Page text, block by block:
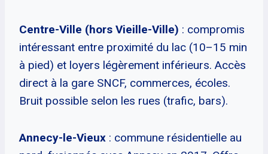
Centre-Ville (hors Vieille-Ville) : compromis
intéressant entre proximité du lac (10–15 min
à pied) et loyers légèrement inférieurs. Accès
direct à la gare SNCF, commerces, écoles.
Bruit possible selon les rues (trafic, bars).
Annecy-le-Vieux : commune résidentielle au